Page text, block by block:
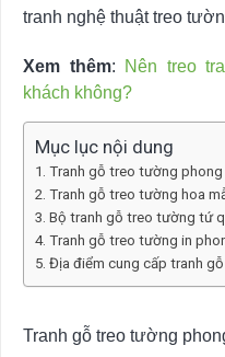
tranh nghệ thuật treo
Xem thêm:
Nên treo
khách không?
Mục lục nội dung
Tranh gỗ treo tường phong
Tranh gỗ treo tường hoa
Bộ tranh gỗ treo tường tứ
Tranh gỗ treo tường in
Địa điểm cung cấp tranh
Tranh gỗ treo tường